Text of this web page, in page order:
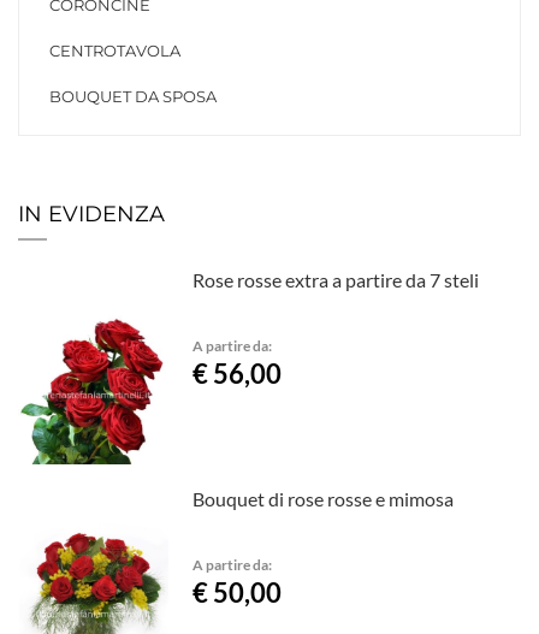
CORONCINE
CENTROTAVOLA
BOUQUET DA SPOSA
IN EVIDENZA
Rose rosse extra a partire da 7 steli
A partire da:
€ 56,00
Bouquet di rose rosse e mimosa
A partire da:
€ 50,00